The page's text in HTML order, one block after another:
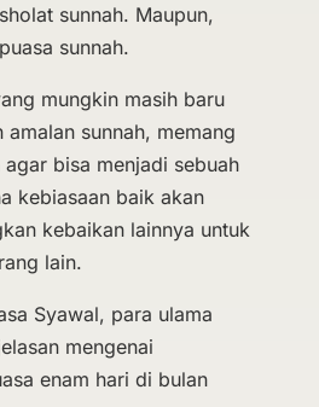
sunnah. Maupun,
sunnah.
mungkin masih baru
sunnah, memang
bisa menjadi sebuah
kebiasaan baik akan
kebaikan lainnya untuk
lain.
Syawal, para ulama
mengenai
enam hari di bulan